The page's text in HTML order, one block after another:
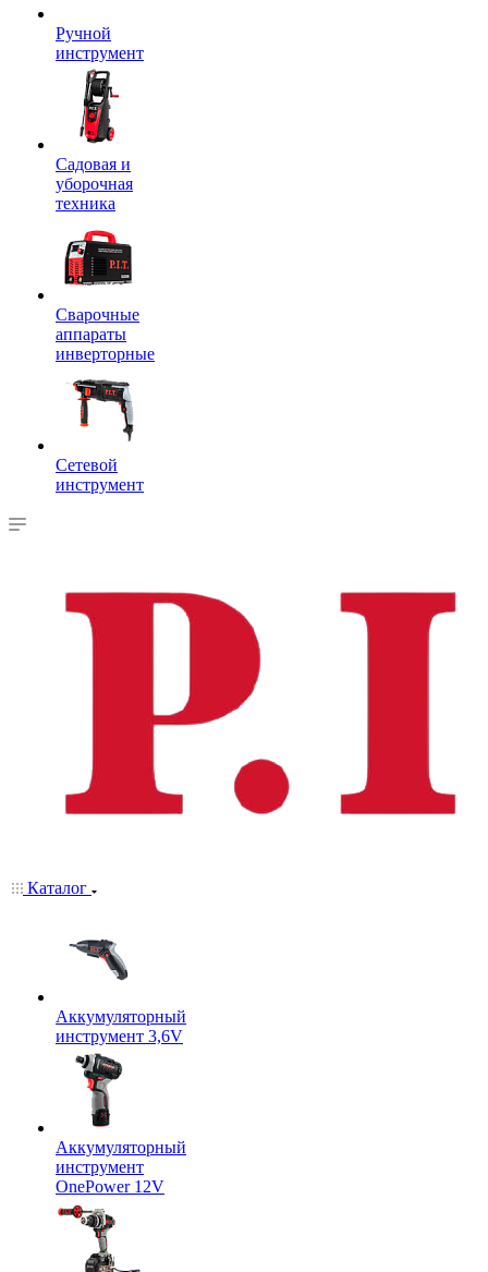
Ручной
инструмент
Садовая и
уборочная
техника
Сварочные
аппараты
инверторные
Сетевой
инструмент
Каталог
Аккумуляторный
инструмент 3,6V
Аккумуляторный
инструмент
OnePower 12V